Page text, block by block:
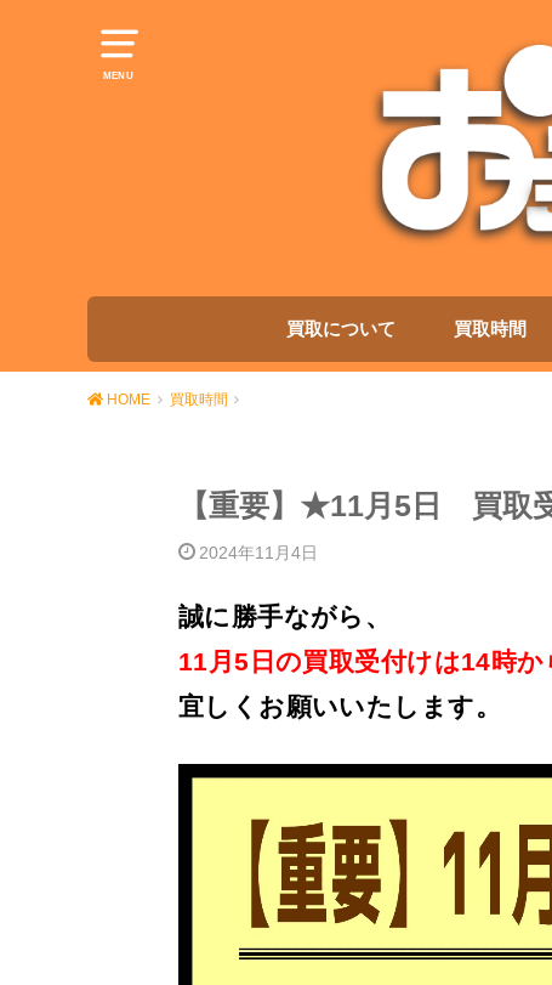
MENU
買取について 買取時間
HOME 買取時間
【重要】★11月5日 買取
2024年11月4日
誠に勝手ながら、
11月5日の買取受付けは14時
宜しくお願いいたします。